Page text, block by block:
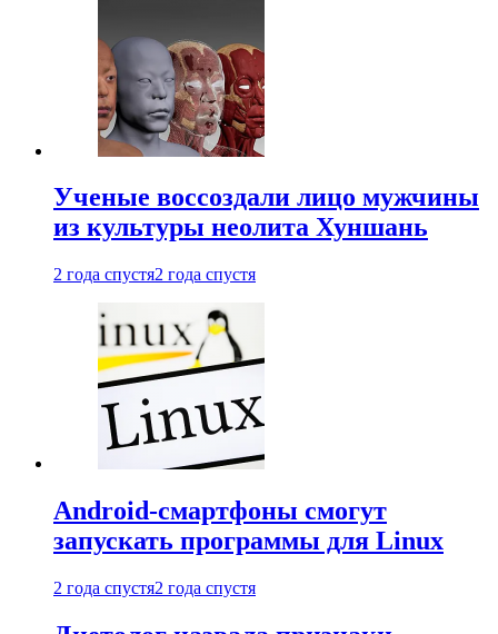
Ученые воссоздали лицо мужчины
из культуры неолита Хуншань
2 года спустя2 года спустя
Android-смартфоны смогут
запускать программы для Linux
2 года спустя2 года спустя